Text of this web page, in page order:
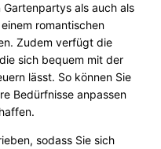
als auch als
romantischen
Zudem verfügt die
sich bequem mit der
lässt. So können Sie
Bedürfnisse anpassen
sodass Sie sich